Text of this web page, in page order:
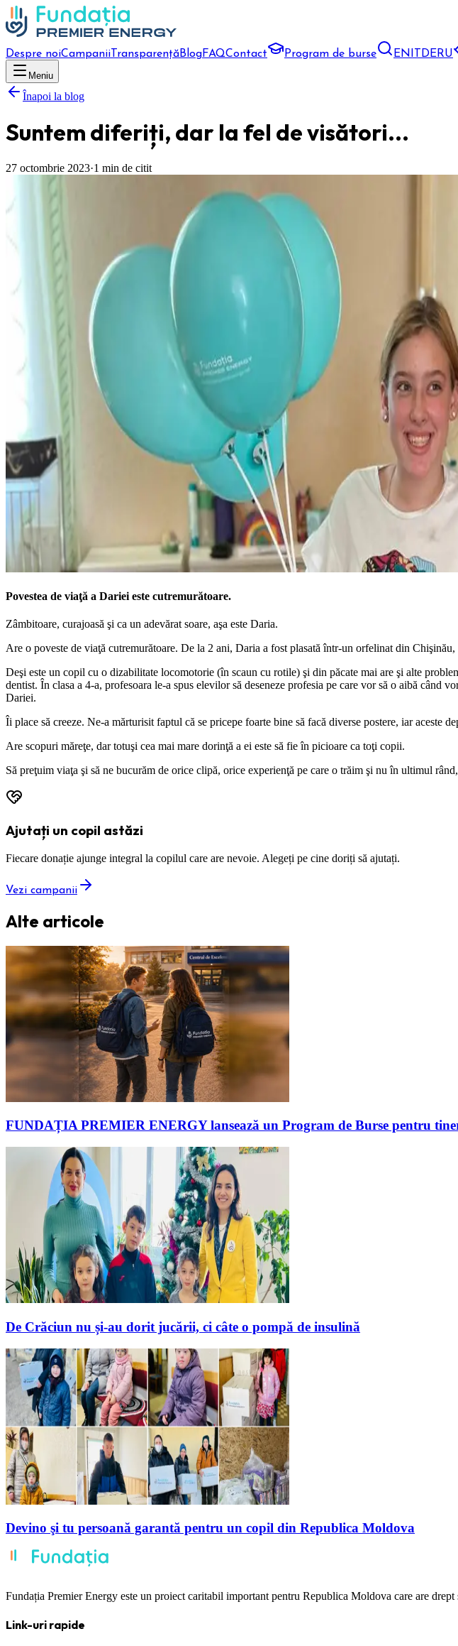
Despre noiCampanii TransparențăBlogFAQContact Program de burse EN DERU
Meniu
Înapoi la blog
Suntem diferiți, dar la fel de visători...
27 octombrie 2023·1 min de citit
Povestea de viaţă a Dariei este cutremurătoare.
Zâmbitoare, curajoasă şi ca un adevărat soare, aşa este Daria.
Are o poveste de viaţă cutremurătoare. De la 2 ani, Daria a fost plasată într-un orfelinat din
Deşi este un copil cu o dizabilitate locomotorie (în scaun cu rotile) şi din păcate mai are şi alte
dentist. În clasa a 4-a, profesoara le-a spus elevilor să deseneze profesia pe care vor să o aibă
Dariei.
Îi place să creeze. Ne-a mărturisit faptul că se pricepe foarte bine să facă diverse postere, iar aceste
Are scopuri măreţe, dar totuşi cea mai mare dorinţă a ei este să fie în picioare ca toţi copii.
Să preţuim viaţa şi să ne bucurăm de orice clipă, orice experienţă pe care o trăim şi nu în ultimul
Ajutați un copil astăzi
Fiecare donație ajunge integral la copilul care are nevoie. Alegeți pe cine doriți să ajutați.
Vezi campanii
Alte articole
FUNDAȚIA PREMIER ENERGY lansează un Program de Burse pentru
De Crăciun nu și-au dorit jucării, ci câte o pompă de insulină
Devino şi tu persoană garantă pentru un copil din Republica Moldova
Fundația Premier Energy este un proiect caritabil important pentru Republica Moldova care are
Link-uri rapide